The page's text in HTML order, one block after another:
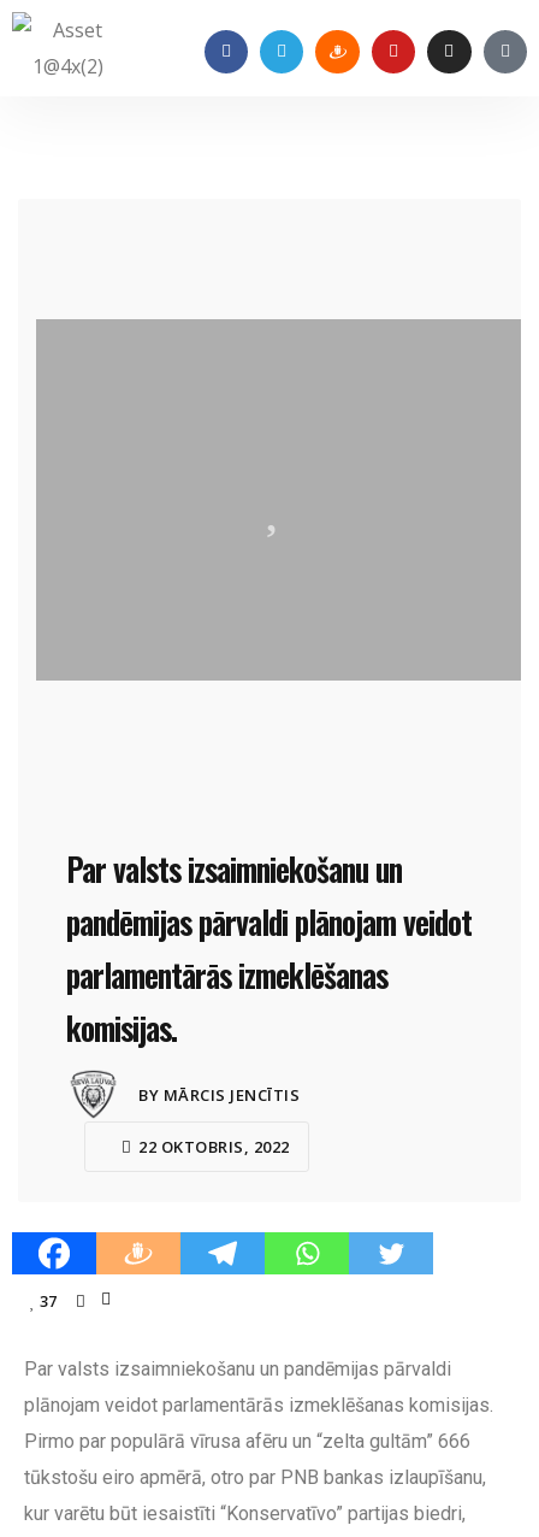
Par valsts izsaimniekošanu un
pandēmijas pārvaldi plānojam veidot
parlamentārās izmeklēšanas
komisijas.
BY MĀRCIS JENCĪTIS
22 OKTOBRIS, 2022
37
Par valsts izsaimniekošanu un pandēmijas pārvaldi
plānojam veidot parlamentārās izmeklēšanas komisijas.
Pirmo par populārā vīrusa afēru un “zelta gultām” 666
tūkstošu eiro apmērā, otro par PNB bankas izlaupīšanu,
kur varētu būt iesaistīti “Konservatīvo” partijas biedri,